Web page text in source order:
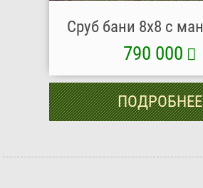
Сруб бани 8х8 с
790 000
ПОДРОБНЕЕ